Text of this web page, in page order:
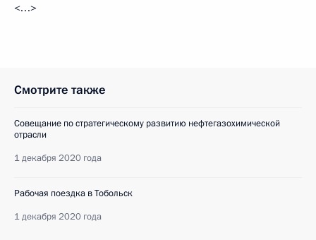
<…>
Смотрите также
Совещание по стратегическому развитию нефтегазохимической
отрасли
1 декабря 2020 года
Рабочая поездка в Тобольск
1 декабря 2020 года